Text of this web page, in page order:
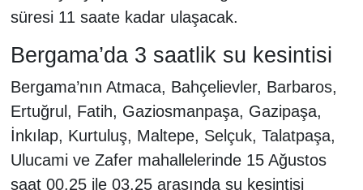
süresi 11 saate kadar ulaşacak.
Bergama’da 3 saatlik su kesintisi
Bergama’nın Atmaca, Bahçelievler, Barbaros,
Ertuğrul, Fatih, Gaziosmanpaşa, Gazipaşa,
İnkılap, Kurtuluş, Maltepe, Selçuk, Talatpaşa,
Ulucami ve Zafer mahallelerinde 15 Ağustos
saat 00.25 ile 03.25 arasında su kesintisi